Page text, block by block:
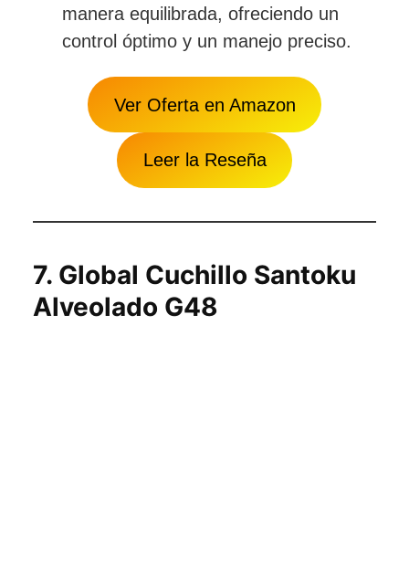
manera equilibrada, ofreciendo un
control óptimo y un manejo preciso.
Ver Oferta en Amazon
Leer la Reseña
7. Global Cuchillo Santoku
Alveolado G48